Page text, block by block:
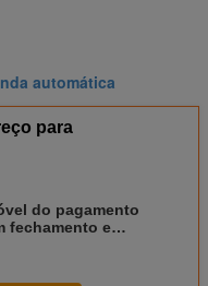
automática
para
do pagamento
fechamento e